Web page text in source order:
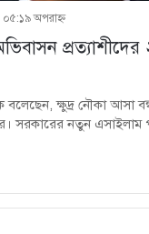
০৫:১৯ অপরাহ্ণ
বলেছেন, ক্ষুদ্র নৌকা আসা
সরকারের নতুন এসাইলাম